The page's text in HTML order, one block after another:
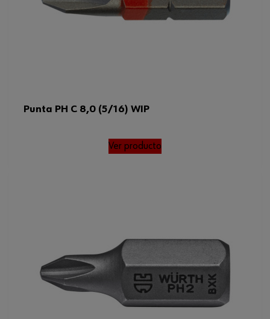
Punta PH C 8,0 (5/16) WIP
Ver producto